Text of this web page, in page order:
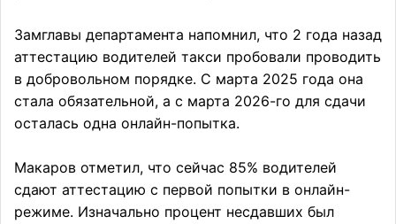
Замглавы департамента напомнил, что 2 года назад
аттестацию водителей такси пробовали проводить
в добровольном порядке. С марта 2025 года она
стала обязательной, а с марта 2026-го для сдачи
осталась одна онлайн-попытка.
Макаров отметил, что сейчас 85% водителей
сдают аттестацию с первой попытки в онлайн-
режиме. Изначально процент несдавших был